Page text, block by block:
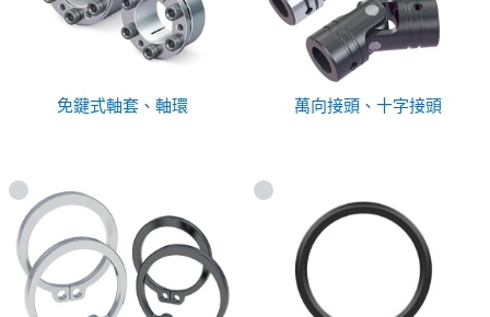
免鍵式軸套、軸環 萬向接頭、十字接頭